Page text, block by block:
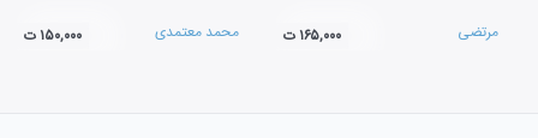
مرتضی ۱۶۵,۰۰۰ ت محمد معتمدی ۱۵۰,۰۰۰ ت